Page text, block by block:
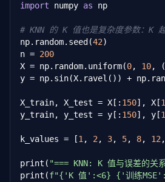
# 找到最优复杂度
best_deg =
print("=== 模型复杂度 vs 误差
print(f"{'次数':<6} {'训练误差
for deg in degrees:
    idx = deg -
1
    print(
f"{deg:<6}
print( f"\n最优多项式次数:
print(f"最低测试误差:
import numpy as np
# KNN 的 K 值也是复杂度参数：K
np.random.seed(42)
n = 200
X = np.random.uniform(0, 10,
y = np.sin(X.ravel()) +
X_train, X_test = X[: 150], X[
y_train, y_test = y[: 150], y[
k_values = [1 , 2 , 3, 5, 8, 12 ,
print( "=== KNN: K 值与误差的关
print(f"{'K 值':<6} {'训练